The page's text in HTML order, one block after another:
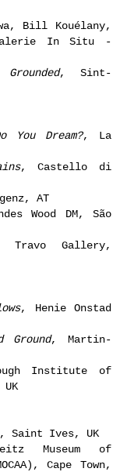
Bill Kouélany,
In Situ -
, Sint-
You Dream?, La
, Castello di
AT
Wood DM, São
Travo Gallery,
, Henie Onstad
, Martin-
Institute of
Saint Ives, UK
Museum of
Cape Town,